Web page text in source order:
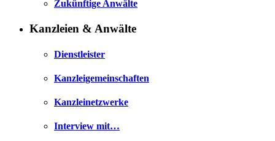
Zukünftige Anwälte
Kanzleien & Anwälte
Dienstleister
Kanzleigemeinschaften
Kanzleinetzwerke
Interview mit…